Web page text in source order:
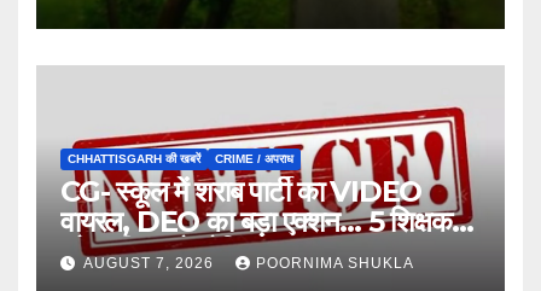
CHHATTISGARH की खबरें CRIME / अपराध
CG- स्कूल में शराब पार्टी का VIDEO
वायरल, DEO का बड़ा एक्शन… 5 शिक्षक
और स्वीपर को नोटिस…
AUGUST 7, 2026 POORNIMA SHUKLA